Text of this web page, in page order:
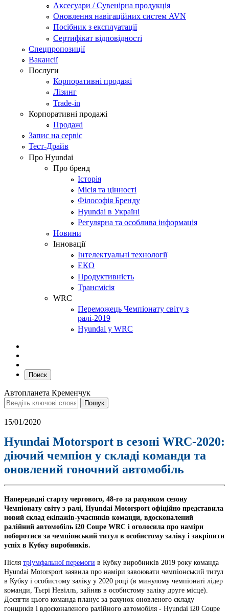
Аксесуари / Сувенірна продукція
Оновлення навігаційних систем AVN
Посібник з експлуатації
Сертифікат відповідності
Спецпропозиції
Вакансії
Послуги
Корпоративні продажі
Лізинг
Trade-in
Корпоративні продажі
Продажі
Запис на сервіс
Тест-Драйв
Про Hyundai
Про бренд
Історія
Місія та цінності
Філософія Бренду
Hyundai в Україні
Регулярна та особлива інформація
Новини
Інновації
Інтелектуальні технології
ЕКО
Продуктивність
Трансмісія
WRC
Переможець Чемпіонату світу з
ралі-2019
Hyundai у WRC
Поиск
Автопланета Кременчук
15/01/2020
Hyundai Motorsport в сезоні WRC-2020:
діючий чемпіон у складі команди та
оновлений гоночний автомобіль
Напередодні старту чергового, 48-го за рахунком сезону
Чемпіонату світу з ралі, Hyundai Motorsport офіційно представила
новий склад екіпажів-учасників команди, вдосконалений
ралійний автомобіль i20 Coupe WRC і оголосила про наміри
поборотися за чемпіонський титул в особистому заліку і закріпити
успіх в Кубку виробників.
Після тріумфальної перемоги в Кубку виробників 2019 року команда
Hyundai Motorsport заявила про наміри завоювати чемпіонський титул
в Кубку і особистому заліку у 2020 році (в минулому чемпіонаті лідер
команди, Тьєрі Невілль, зайняв в особистому заліку друге місце).
Досягти цього команда планує за рахунок оновленого складу
гонщиків і вдосконаленого ралійного автомобіля - Hyundai i20 Coupe